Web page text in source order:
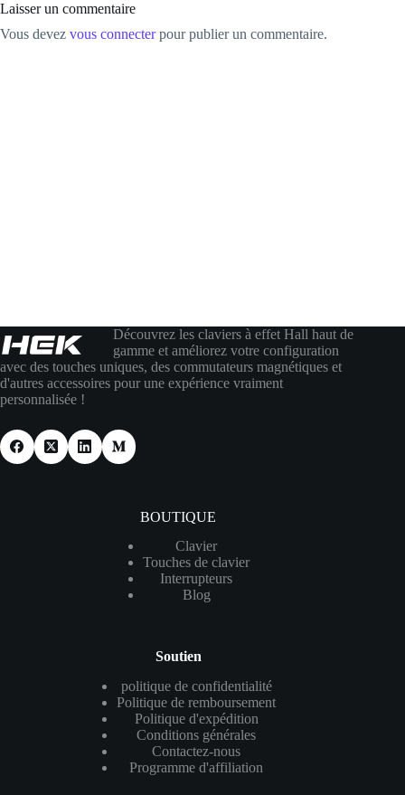
Laisser un commentaire
Vous devez vous connecterpour publier un commentaire.
Découvrez les claviers à effet Hall haut de
gamme et améliorez votre configuration
avec des touches uniques, des commutateurs magnétiques et
d'autres accessoires pour une expérience vraiment
personnalisée !
BOUTIQUE
Clavier
Touches de clavier
Interrupteurs
Blog
Soutien
politique de confidentialité
Politique de remboursement
Politique d'expédition
Conditions générales
Contactez-nous
Programme d'affiliation